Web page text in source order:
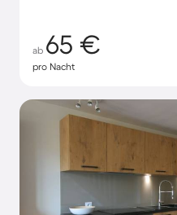
ab 65 €
pro Nacht